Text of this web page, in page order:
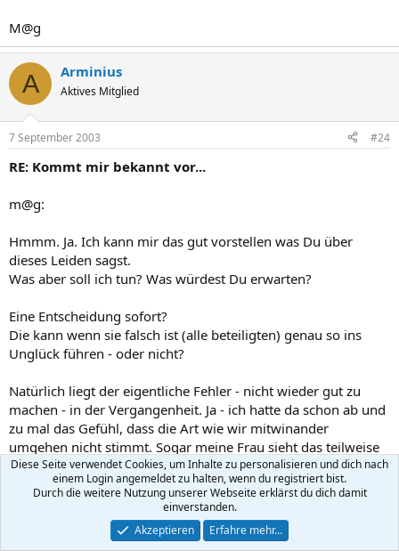
M@g
A Arminius
Aktives Mitglied
7 September 2003 #24
RE: Kommt mir bekannt vor...
m@g:
Hmmm. Ja. Ich kann mir das gut vorstellen was Du über
dieses Leiden sagst.
Was aber soll ich tun? Was würdest Du erwarten?
Eine Entscheidung sofort?
Die kann wenn sie falsch ist (alle beteiligten) genau so ins
Unglück führen - oder nicht?
Natürlich liegt der eigentliche Fehler - nicht wieder gut zu
machen - in der Vergangenheit. Ja - ich hatte da schon ab und
zu mal das Gefühl, dass die Art wie wir mitwinander
umgehen nicht stimmt. Sogar meine Frau sieht das teilweise
auch so.
Die Frage ist aber immer noch: Wie muss eine Beziehung
nach 10 Jahren aussehen? Was kann ich von mir selbst an
Verliebtheit erwarten?
Diese Seite verwendet Cookies, um Inhalte zu personalisieren und dich nach
einem Login angemeldet zu halten, wenn du registriert bist.
Durch die weitere Nutzung unserer Webseite erklärst du dich damit
einverstanden.
Akzeptieren
Erfahre mehr…